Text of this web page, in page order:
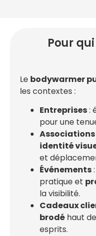
Pour qui
Le bodywarmer
les contextes :
Entreprises:
pour une
identité
et
Événements
pratique et
la visibilité.
Cadeaux
brodé haut
esprits.